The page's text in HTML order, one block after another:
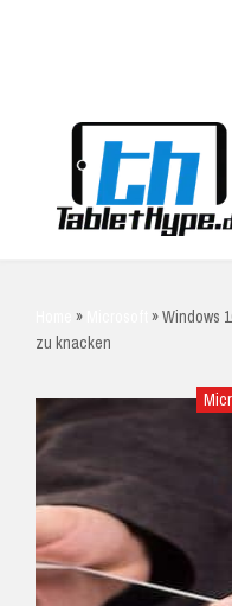
» »Windows
zu knacken